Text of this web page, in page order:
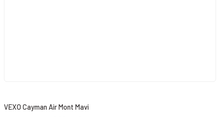
VEXO Cayman Air Mont Mavi